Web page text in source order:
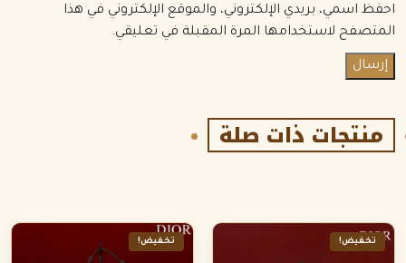
احفظ اسمي، بريدي الإلكتروني، والموقع الإلكتروني في هذا
المتصفح لاستخدامها المرة المقبلة في تعليقي.
منتجات ذات صلة
تخفيض! تخفيض!